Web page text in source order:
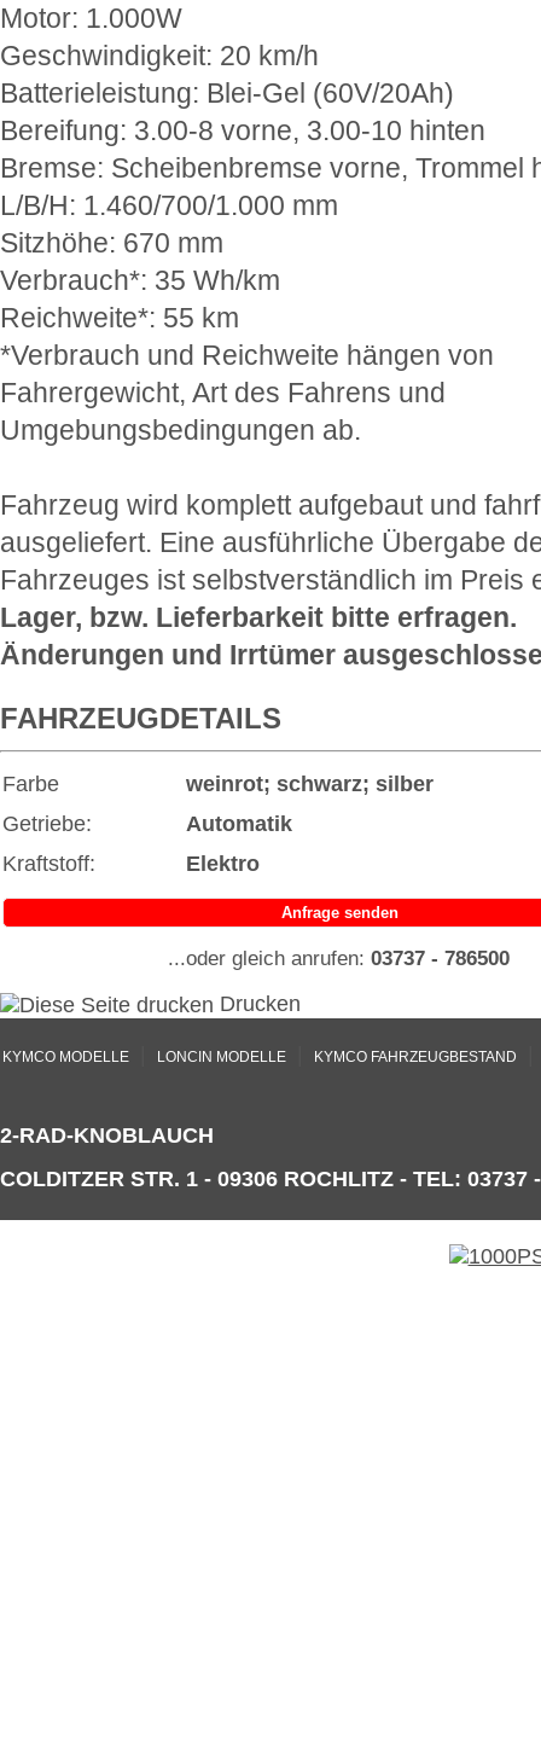
Motor: 1.000W
Geschwindigkeit: 20 km/h
Batterieleistung: Blei-Gel (60V/20Ah)
Bereifung: 3.00-8 vorne, 3.00-10 hinten
Bremse: Scheibenbremse vorne, Trommel
L/B/H: 1.460/700/1.000 mm
Sitzhöhe: 670 mm
Verbrauch*: 35 Wh/km
Reichweite*: 55 km
*Verbrauch und Reichweite hängen von
Fahrergewicht, Art des Fahrens und
Umgebungsbedingungen ab.
Fahrzeug wird komplett aufgebaut und
ausgeliefert. Eine ausführliche Übergabe
Fahrzeuges ist selbstverständlich im Preis
Lager, bzw. Lieferbarkeit bitte erfragen.
Änderungen und Irrtümer
FAHRZEUGDETAILS
Farbe
weinrot; schwarz; silber
Getriebe:
Automatik
Kraftstoff:
Elektro
Anfrage senden
...oder gleich anrufen: 03737 - 786500
Drucken
KYMCO MODELLE LONCIN MODELLE KYMCO FAHRZEUGBESTAND
2-RAD-KNOBLAUCH
COLDITZER STR. 1 - 09306 ROCHLITZ - TEL: 03737